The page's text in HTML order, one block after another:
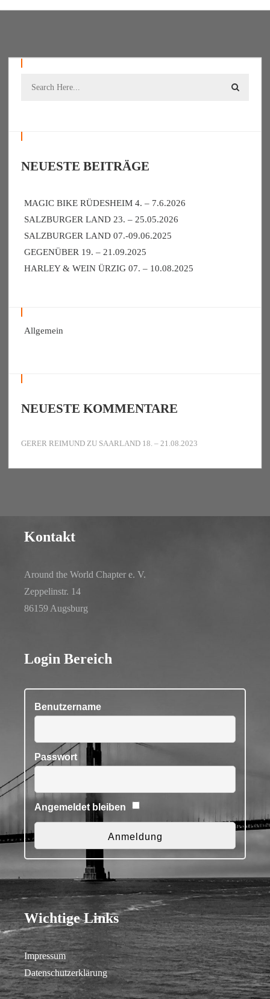
NEUESTE BEITRÄGE
MAGIC BIKE RÜDESHEIM 4. – 7.6.2026
SALZBURGER LAND 23. – 25.05.2026
SALZBURGER LAND 07.-09.06.2025
GEGENÜBER 19. – 21.09.2025
HARLEY & WEIN ÜRZIG 07. – 10.08.2025
Allgemein
NEUESTE KOMMENTARE
GERER REIMUND ZU SAARLAND 18. – 21.08.2023
Kontakt
Around the World Chapter e. V.
Zeppelinstr. 14
86159 Augsburg
Login Bereich
Benutzername
Passwort
Angemeldet bleiben
Wichtige Links
Impressum
Datenschutzerklärung